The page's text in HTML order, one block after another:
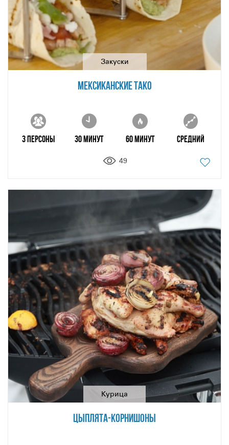
Закуски
МЕКСИКАНСКИЕ ТАКО
3 персоны 30 минут 60 минут Средний
49
Курица
ЦЫПЛЯТА-КОРНИШОНЫ